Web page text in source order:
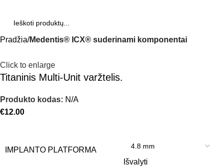
Pradžia Medentis® ICX® suderinami komponentai
Click to enlarge
Titaninis Multi-Unit varžtelis.
Produkto kodas: N/A
€12.00
IMPLANTO PLATFORMA
Išvalyti